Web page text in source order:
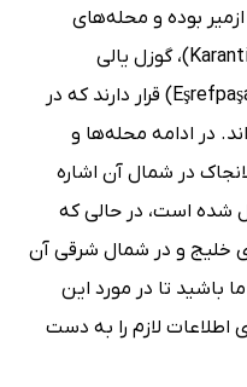
بوده و محله‌های
مسکونی آن در مناطق کارانتینا (Karantina)، گوزل یالی
(Güzelyalı) و منطقه اشرف پاشا (Eşrefpaşa) قرار دارند که در
در ادامه محله‌ها و
در شمال آن اشاره
شده است، در حالی که
خلیج و در شمال شرقی آن
باشید تا در مورد این
لازم را به دست